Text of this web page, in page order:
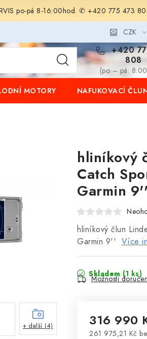
po-pá 8-16:00hod. ✆ +420 775 473
údajů CZK
+420
808
(po – pá:
MOTORY NAFUKOVACÍ
hliníkový
Catch
Garmin 9''
hliníkový člun
Garmin 9'' Více
Skladem (1 ks)
Možnosti
316 990
261 975,21 Kč
+ další (4)